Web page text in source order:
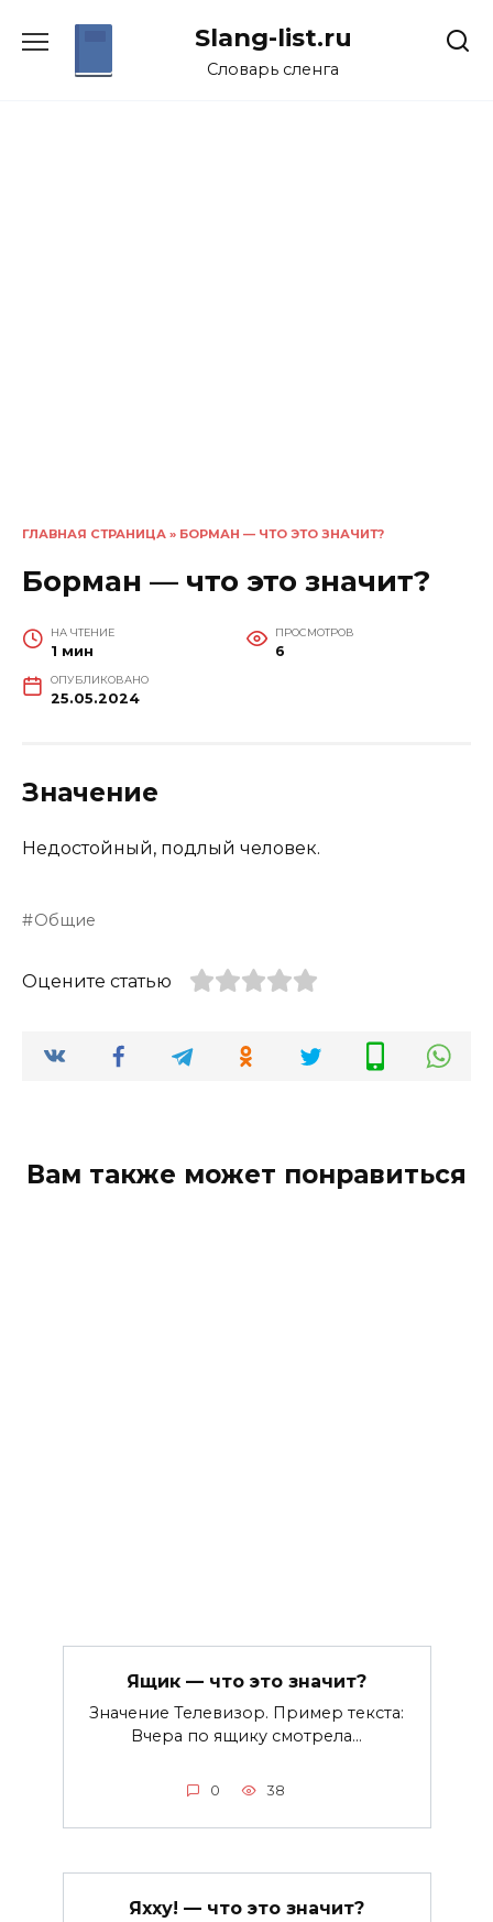
Slang-list.ru
Словарь сленга
ГЛАВНАЯ СТРАНИЦА » БОРМАН — ЧТО ЭТО ЗНАЧИТ?
Борман — что это значит?
НА ЧТЕНИЕ
1 мин
ПРОСМОТРОВ
6
ОПУБЛИКОВАНО
25.05.2024
Значение
Недостойный, подлый человек.
Общие
Оцените статью
Вам также может понравиться
Ящик — что это значит?
Значение Телевизор. Пример текста:
Вчера по ящику смотрела…
0 38
Яхху! — что это значит?